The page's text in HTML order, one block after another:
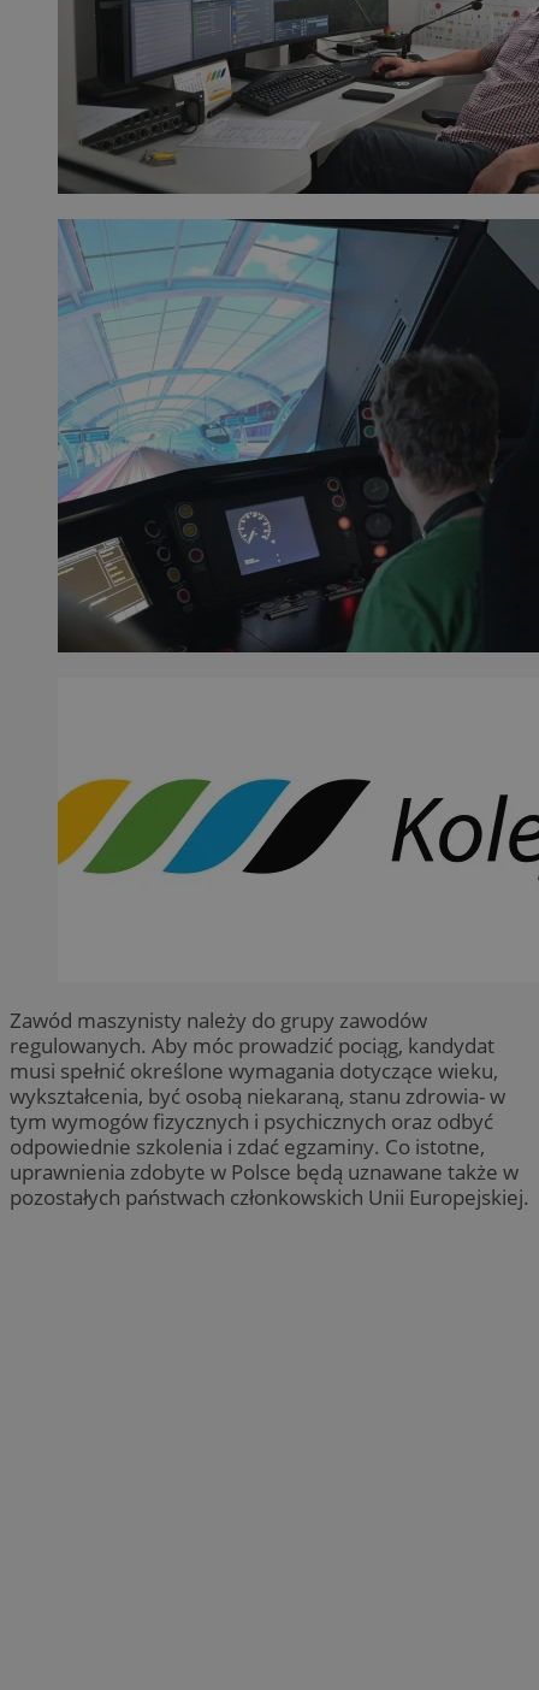
Zawód maszynisty należy do grupy zawodów
regulowanych. Aby móc prowadzić pociąg, kandydat
musi spełnić określone wymagania dotyczące wieku,
wykształcenia, być osobą niekaraną, stanu zdrowia- w
tym wymogów fizycznych i psychicznych oraz odbyć
odpowiednie szkolenia i zdać egzaminy. Co istotne,
uprawnienia zdobyte w Polsce będą uznawane także w
pozostałych państwach członkowskich Unii Europejskiej.